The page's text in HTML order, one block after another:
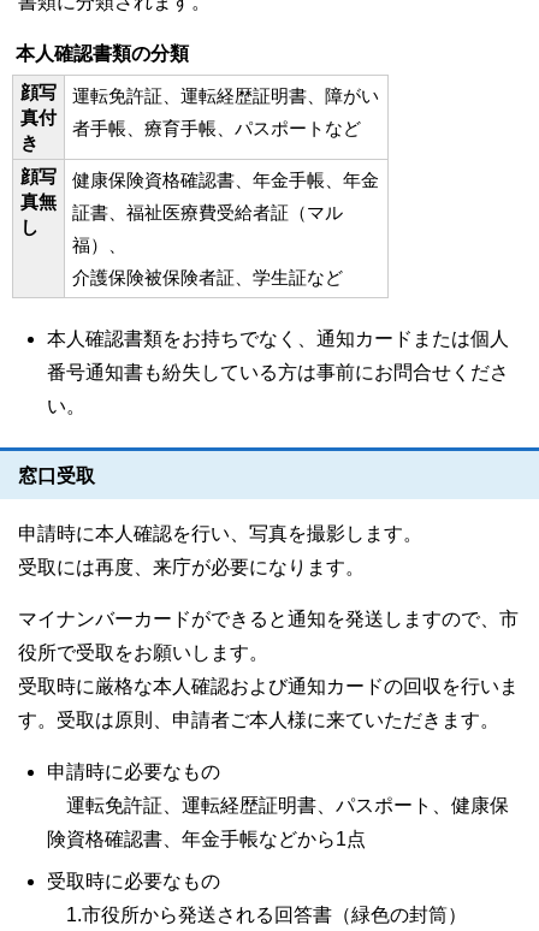
本人確認書類の分類
顔写
真付
き
運転免許証、運転経歴証明書、障がい
者手帳、療育手帳、パスポートなど
顔写
真無
し
健康保険資格確認書、年金手帳、年金
証書、福祉医療費受給者証（マル
福）、
介護保険被保険者証、学生証など
本人確認書類をお持ちでなく、通知カードまたは個人
番号通知書も紛失している方は事前にお問合せくださ
い。
窓口受取
申請時に本人確認を行い、写真を撮影します。
受取には再度、来庁が必要になります。
マイナンバーカードができると通知を発送しますので、市
役所で受取をお願いします。
受取時に厳格な本人確認および通知カードの回収を行いま
す。受取は原則、申請者ご本人様に来ていただきます。
申請時に必要なもの
運転免許証、運転経歴証明書、パスポート、健康保
険資格確認書、年金手帳などから1点
受取時に必要なもの
1.市役所から発送される回答書（緑色の封筒）